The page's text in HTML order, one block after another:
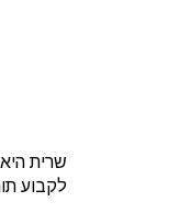
שרית
לקבוע